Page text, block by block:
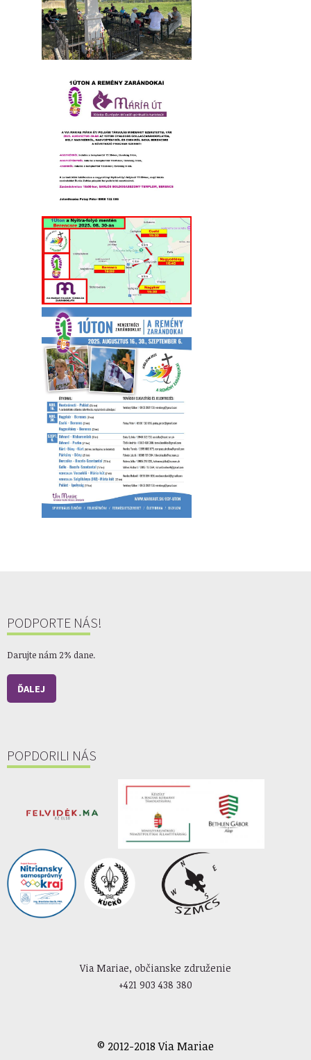
PODPORTE NÁS!
Darujte nám 2% dane.
ĎALEJ
POPDORILI NÁS
Via Mariae, občianske združenie
+421 903 438 380
© 2012-2018 Via Mariae